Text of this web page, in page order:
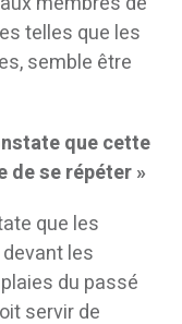
telles que les
semble être
que cette
se répéter »
que les
les
du passé
servir de